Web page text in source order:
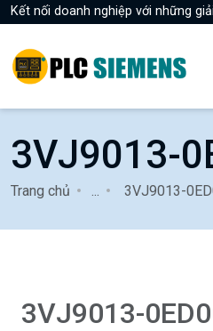
Kết nối doanh nghiệp với những
3VJ9013-
Trang chủ 3VJ9013-
3VJ9013-